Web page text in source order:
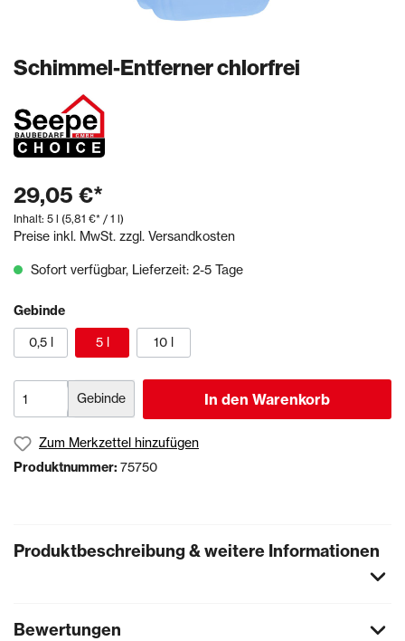
Schimmel-Entferner chlorfrei
29,05 €*
Inhalt: 5 l (5,81 €* / 1 l)
Preise inkl. MwSt. zzgl. Versandkosten
Sofort verfügbar, Lieferzeit: 2-5 Tage
Gebinde
0,5 l
5 l 10 l
Gebinde In den Warenkorb
Zum Merkzettel hinzufügen
Produktnummer: 75750
Produktbeschreibung & weitere Informationen
Bewertungen